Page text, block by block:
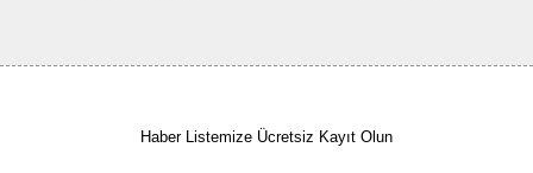
Haber Listemize Ücretsiz Kayıt Olun